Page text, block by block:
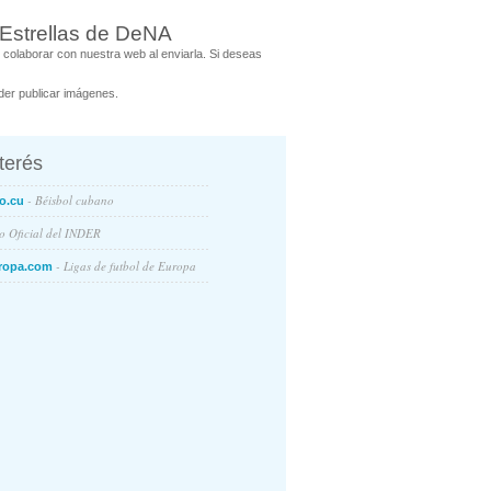
de DeNA
colaborar con nuestra web al enviarla. Si deseas
publicar imágenes.
- Béisbol cubano
Oficial del INDER
- Ligas de futbol de Europa